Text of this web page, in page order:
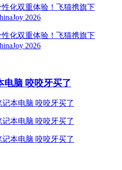
脑 咬咬牙买了